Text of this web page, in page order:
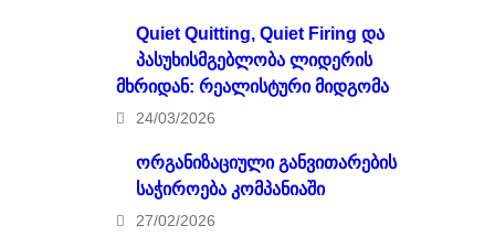
Quiet Quitting, Quiet Firing და
პასუხისმგებლობა ლიდერის
მხრიდან: რეალისტური მიდგომა
24/03/2026
ორგანიზაციული განვითარების
საჭიროება კომპანიაში
27/02/2026